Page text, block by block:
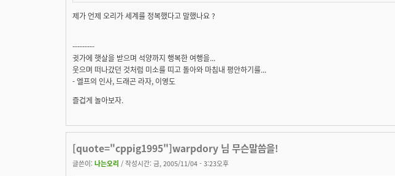
제가 언제 오리가 세계를 정복했다고 말했나요 ?
---------
귓가에 햇살을 받으며 석양까지 행복한 여행을...
웃으며 떠나갔던 것처럼 미소를 띠고 돌아와 마침내 평안하기를...
- 엘프의 인사, 드래곤 라자, 이영도
즐겁게 놀아보자.
[quote="cppig1995"]warpdory 님 무슨말씀을!
글쓴이: 나는오리 / 작성시간: 금, 2005/11/04 - 3:23오후